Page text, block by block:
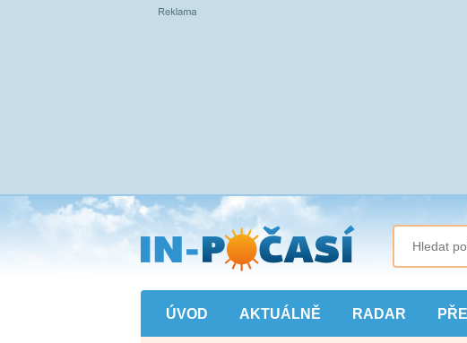
Přejít
na
hlavní
obsah
ÚVOD AKTUÁLNĚ RADAR